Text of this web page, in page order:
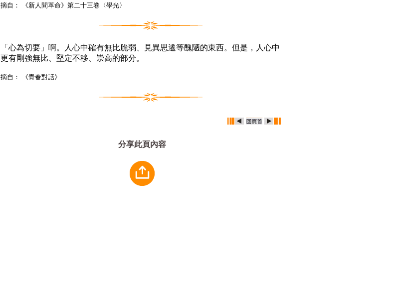
摘自： 《新人間革命》第二十三卷〈學光〉
「心為切要」啊。人心中確有無比脆弱、見異思遷等醜陋的東西。但是，人心中
更有剛強無比、堅定不移、崇高的部分。
摘自： 《青春對話》
分享此頁內容